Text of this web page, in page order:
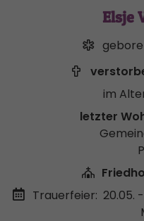
Elsje
im
letzter
Trauerfeier: 20.05.